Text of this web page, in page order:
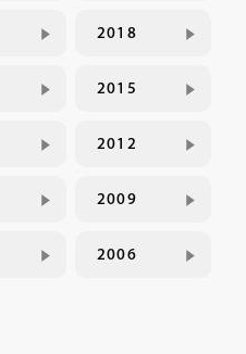
2018
2015
2012
2009
2006